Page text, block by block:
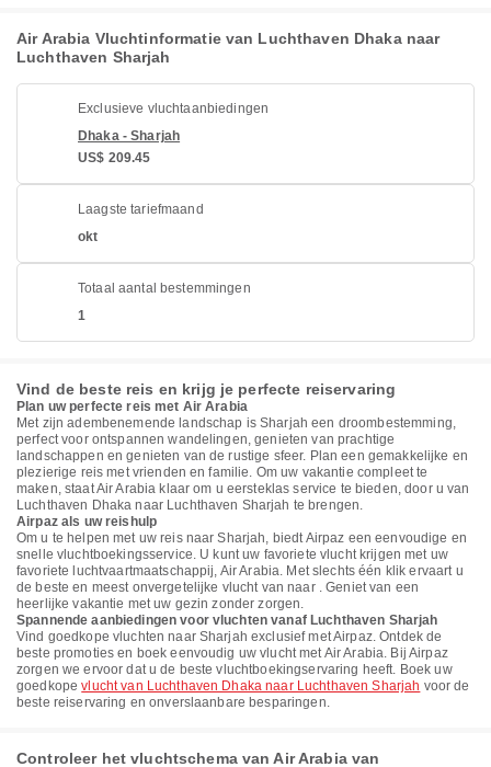
Air Arabia Vluchtinformatie van Luchthaven Dhaka naar
Luchthaven Sharjah
Exclusieve vluchtaanbiedingen
Dhaka - Sharjah
US$ 209.45
Laagste tariefmaand
okt
Totaal aantal bestemmingen
1
Vind de beste reis en krijg je perfecte reiservaring
Plan uw perfecte reis met Air Arabia
Met zijn adembenemende landschap is Sharjah een droombestemming,
perfect voor ontspannen wandelingen, genieten van prachtige
landschappen en genieten van de rustige sfeer. Plan een gemakkelijke en
plezierige reis met vrienden en familie. Om uw vakantie compleet te
maken, staat Air Arabia klaar om u eersteklas service te bieden, door u van
Luchthaven Dhaka naar Luchthaven Sharjah te brengen.
Airpaz als uw reishulp
Om u te helpen met uw reis naar Sharjah, biedt Airpaz een eenvoudige en
snelle vluchtboekingsservice. U kunt uw favoriete vlucht krijgen met uw
favoriete luchtvaartmaatschappij, Air Arabia. Met slechts één klik ervaart u
de beste en meest onvergetelijke vlucht van naar . Geniet van een
heerlijke vakantie met uw gezin zonder zorgen.
Spannende aanbiedingen voor vluchten vanaf Luchthaven Sharjah
Vind goedkope vluchten naar Sharjah exclusief met Airpaz. Ontdek de
beste promoties en boek eenvoudig uw vlucht met Air Arabia. Bij Airpaz
zorgen we ervoor dat u de beste vluchtboekingservaring heeft. Boek uw
goedkopevlucht van Luchthaven Dhaka naar Luchthaven Sharjah voor de
beste reiservaring en onverslaanbare besparingen.
Controleer het vluchtschema van Air Arabia van